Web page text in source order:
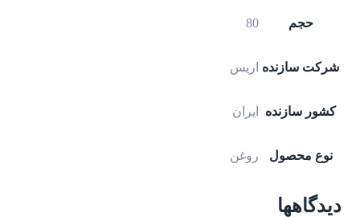
حجم 80
شرکت سازنده اریس
کشور سازنده ایران
نوع محصول روغن
دیدگاهها